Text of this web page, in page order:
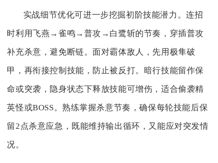
实战细节优化可进一步挖掘初阶技能潜力。连招
时利用飞燕→雀鸣→普攻→白鹭斩的节奏，穿插普攻
补充杀意，避免断链。面对霸体敌人，先用极隼破
甲，再衔接控制技能，防止被反打。暗行技能留作保
命或突袭，隐身状态下释放技能可增伤，适合偷袭精
英怪或BOSS。熟练掌握杀意节奏，确保每轮技能后保
留2点杀意应急，既能维持输出循环，又能应对突发情
况。